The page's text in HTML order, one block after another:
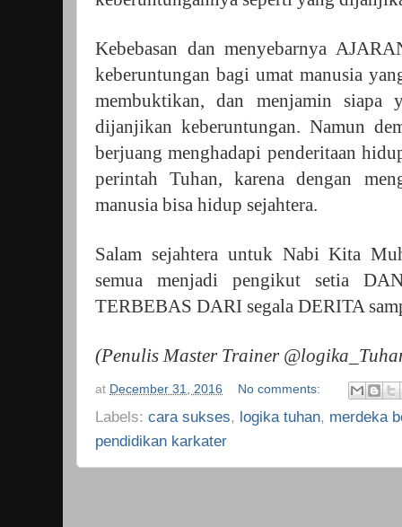
Kebebasan dan menyebarnya
keberuntungan bagi umat manusia
membuktikan, dan menjamin siapa
dijanjikan keberuntungan. Namun
berjuang menghadapi penderitaan
perintah Tuhan, karena dengan
manusia bisa hidup sejahtera.
Salam sejahtera untuk Nabi Kita
semua menjadi pengikut setia
TERBEBAS DARI segala DERITA
(Penulis Master Trainer
at December 31, 2016 No comments:
Labels: cara sukses, logika tuhan, merdeka
pendidikan karkater